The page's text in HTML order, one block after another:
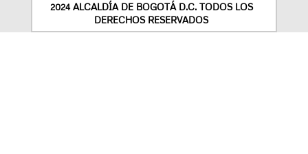
2024 ALCALDÍA DE BOGOTÁ D.C. TODOS LOS
DERECHOS RESERVADOS